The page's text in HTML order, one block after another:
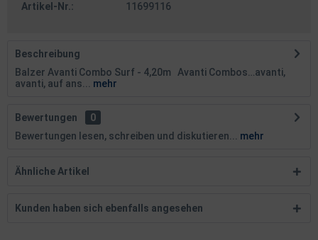
Artikel-Nr.: 11699116
Beschreibung
Balzer Avanti Combo Surf - 4,20m Avanti Combos…avanti,
avanti, auf ans...
mehr
Bewertungen
0
Bewertungen lesen, schreiben und diskutieren...
mehr
Ähnliche Artikel
Kunden haben sich ebenfalls angesehen